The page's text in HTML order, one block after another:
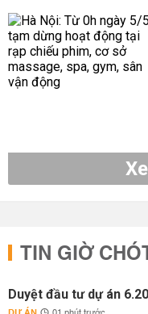
TIN GIỜ
Duyệt đầu tư dự án